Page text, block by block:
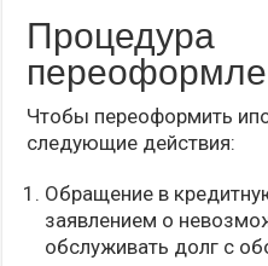
Процедура
Чтобы переоформить
следующие действия:
Обращение в
заявлением о
обслуживать долг с